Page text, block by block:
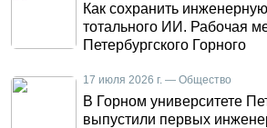
Как сохранить
тотального ИИ. Рабочая
Петербургского Горного
17 июля 2026 г. — Общество
В Горном университете
выпустили первых